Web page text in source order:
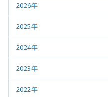
2026年
2025年
2024年
2023年
2022年